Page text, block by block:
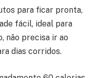
para ficar pronta,
fácil, ideal para
não precisa ir ao
dias corridos.